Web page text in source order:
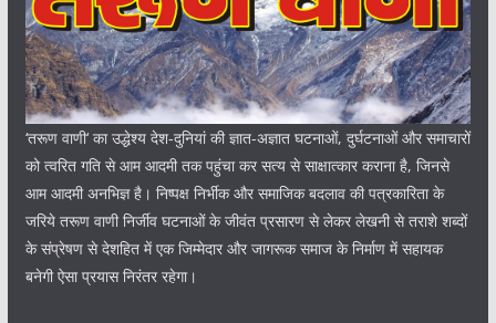
‘तरूण वाणी‘ का उद्धेश्य देश-दुनियां की ज्ञात-अज्ञात घटनाओं, दुर्घटनाओं और समाचारों
को त्वरित गति से आम आदमी तक पहुंचा कर सत्य से साक्षात्कार कराना है, जिनसे
आम आदमी अनभिज्ञ है। निष्पक्ष निर्भीक और समाजिक बदलाव की पत्रकारिता के
जरिये तरूण वाणी निर्जीव घटनाओं के जीवंत प्रसारण से लेकर लेखनी से तराशे शब्दों
के संप्रेषण से देशहित में एक जिम्मेदार और जागरूक समाज के निर्माण में सहायक
बनेगी ऐसा प्रयास निरंतर रहेगा।